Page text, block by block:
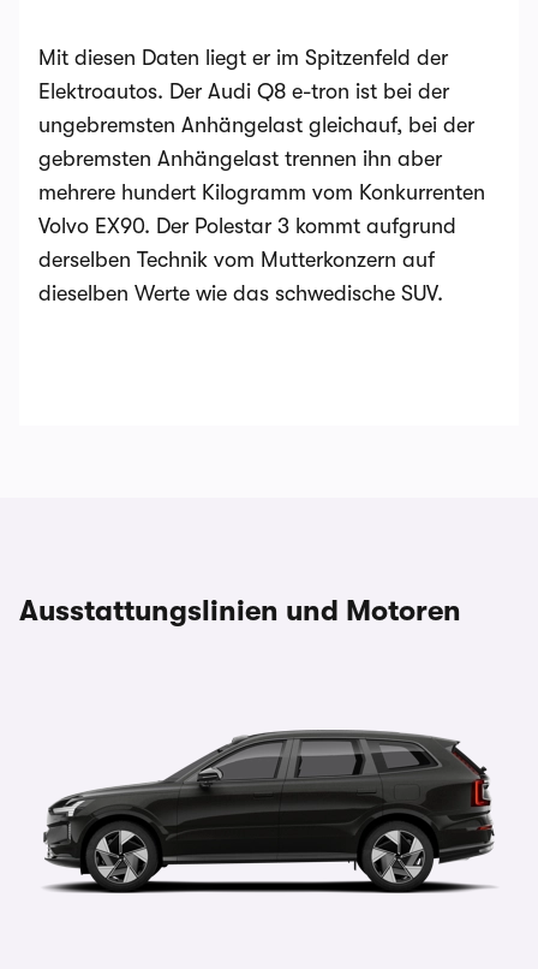
Mit diesen Daten liegt er im Spitzenfeld der
Elektroautos. Der Audi Q8 e-tron ist bei der
ungebremsten Anhängelast gleichauf, bei der
gebremsten Anhängelast trennen ihn aber
mehrere hundert Kilogramm vom Konkurrenten
Volvo EX90. Der Polestar 3 kommt aufgrund
derselben Technik vom Mutterkonzern auf
dieselben Werte wie das schwedische SUV.
Ausstattungslinien und Motoren